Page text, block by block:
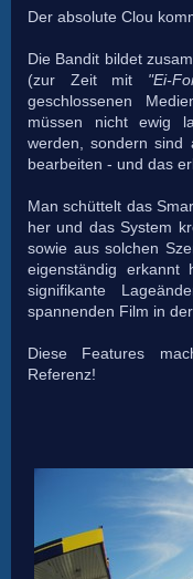
Der absolute Clou
Die Bandit bildet
(zur Zeit mit "Ei-
geschlossenen
müssen nicht ewig
werden, sondern sind
bearbeiten - und das
Man schüttelt das
her und das System
sowie aus solchen
eigenständig erkannt
signifikante
spannenden Film in
Diese Features
Referenz!